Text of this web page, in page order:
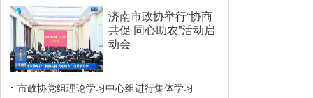
济南市政协举行“协商
共促 同心助农”活动启
动会
市政协党组理论学习中心组进行集体学习